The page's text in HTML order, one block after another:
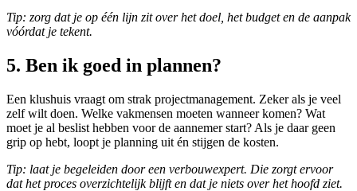
Tip: zorg dat je op één lijn zit over het doel, het budget en de aanpak
vóórdat je tekent.
5. Ben ik goed in plannen?
Een klushuis vraagt om strak projectmanagement. Zeker als je veel
zelf wilt doen. Welke vakmensen moeten wanneer komen? Wat
moet je al beslist hebben voor de aannemer start? Als je daar geen
grip op hebt, loopt je planning uit én stijgen de kosten.
Tip: laat je begeleiden door een verbouwexpert. Die zorgt ervoor
dat het proces overzichtelijk blijft en dat je niets over het hoofd ziet.